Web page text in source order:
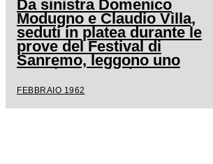
Da sinistra Domenico
Modugno e Claudio Villa,
seduti in platea durante le
prove del Festival di
Sanremo, leggono uno
spartito musicale
FEBBRAIO 1962